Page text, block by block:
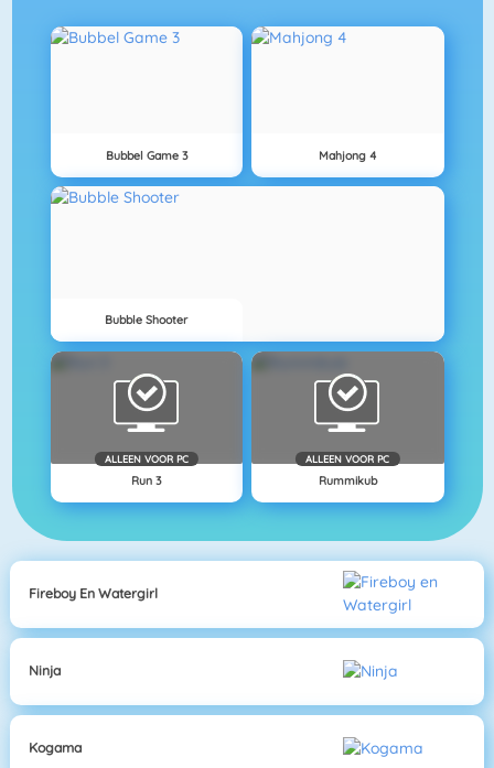
Bubbel Game 3 Mahjong 4
Bubble Shooter
ALLEEN VOOR PC
Run 3
ALLEEN VOOR PC
Rummikub
Fireboy En Watergirl
Ninja
Kogama